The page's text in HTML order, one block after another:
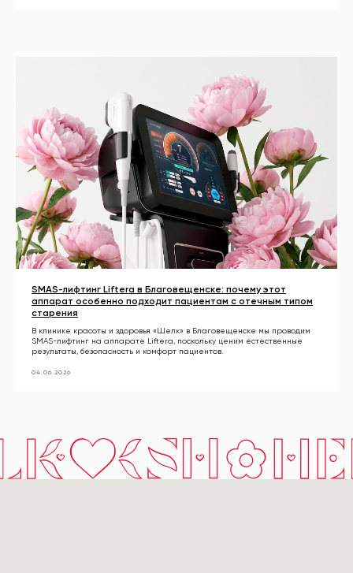
SMAS-лифтинг Liftera в Благовещенске: почему этот
аппарат особенно подходит пациентам с отечным типом
старения
В клинике красоты и здоровья «Шелк» в Благовещенске мы проводим
SMAS-лифтинг на аппарате Liftera, поскольку ценим естественные
результаты, безопасность и комфорт пациентов.
04.06.2026